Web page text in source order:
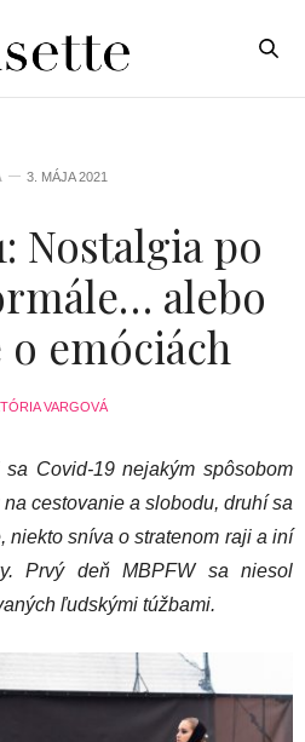
3. MÁJA 2021
Nostalgia po
alebo
emóciách
VARGOVÁ
Covid-19 nejakým spôsobom
cestovanie a slobodu, druhí sa
niekto sníva o stratenom raji a iní
Prvý deň MBPFW sa niesol
ľudskými túžbami.